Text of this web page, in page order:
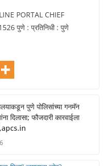
PORTAL CHIEF
पुणे : प्रतिनिधी : पुणे
पुणे पोलिसांच्या गनमॅन
दिलासा; फौजदारी कारवाईला